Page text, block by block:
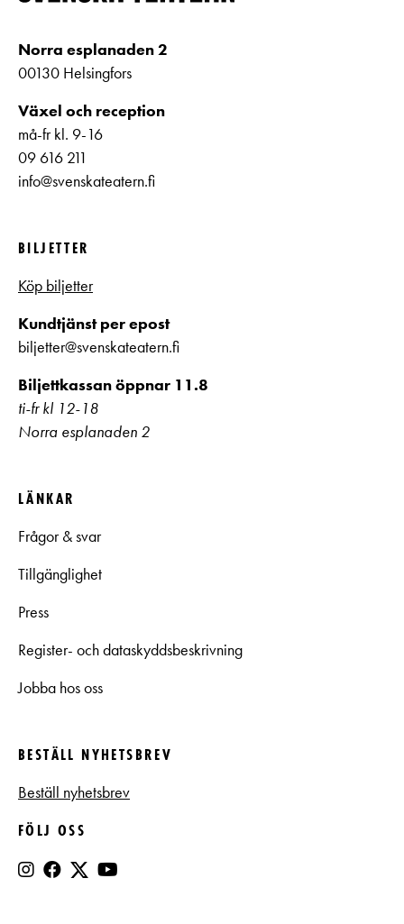
Norra esplanaden 2
00130 Helsingfors
Växel och reception
må-fr kl. 9-16
09 616 211
info@svenskateatern.fi
BILJETTER
Köp biljetter
Kundtjänst per epost
biljetter@svenskateatern.fi
Biljettkassan öppnar 11.8
ti-fr kl 12-18
Norra esplanaden 2
LÄNKAR
Frågor & svar
Tillgänglighet
Press
Register- och dataskyddsbeskrivning
Jobba hos oss
BESTÄLL NYHETSBREV
Beställ nyhetsbrev
FÖLJ OSS